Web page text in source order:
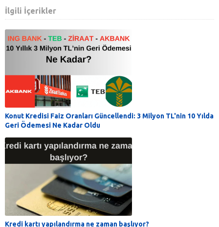
İlgili İçerikler
Konut Kredisi Faiz Oranları Güncellendi: 3 Milyon TL'nin 10 Yılda
Geri Ödemesi Ne Kadar Oldu
Kredi kartı yapılandırma ne zaman başlıyor?